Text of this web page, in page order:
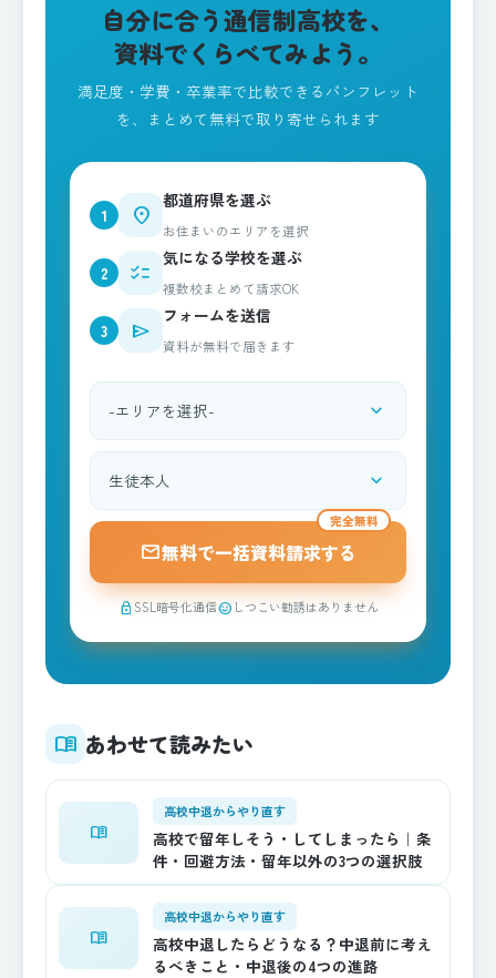
自分に合う通信制高校を、
資料でくらべてみよう。
満足度・学費・卒業率で比較できるパンフレット
を、まとめて無料で取り寄せられます
1 place
都道府県を選ぶ
お住まいのエリアを選択
2 checklist
気になる学校を選ぶ
複数校まとめて請求OK
3 send
フォームを送信
資料が無料で届きます
都道府県を選択 expand_more
資料請求される方 expand_more
完全無料
mail無料で一括資料請求する
lock SSL暗号化通信sentiment_satisfied しつこい勧誘はありません
menu_book あわせて読みたい
menu_book
高校中退からやり直す
高校で留年しそう・してしまったら｜条
件・回避方法・留年以外の3つの選択肢
menu_book
高校中退からやり直す
高校中退したらどうなる？中退前に考え
るべきこと・中退後の4つの進路